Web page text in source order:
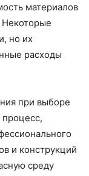
материалов
Некоторые
но их
расходы
при выборе
и конструкций
среду